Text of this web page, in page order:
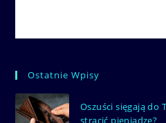
Ostatnie Wpisy
Oszuści sięgają do
stracić pieniądze?